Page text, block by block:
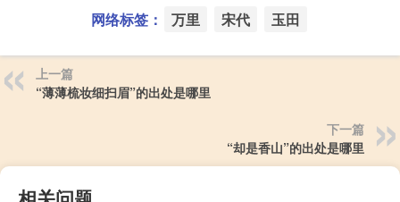
网络标签： 万里 宋代 玉田
上一篇
“薄薄梳妆细扫眉”的出处是哪里
下一篇
“却是香山”的出处是哪里